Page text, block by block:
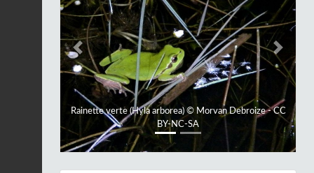
Rainette verte (Hyla arborea) © Morvan Debroize - CC
BY-NC-SA
Previous Next